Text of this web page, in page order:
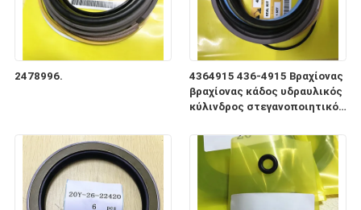
2478996.
4364915 436-4915 Βραχίονας
βραχίονας κάδος υδραυλικός
κύλινδρος στεγανοποιητικός